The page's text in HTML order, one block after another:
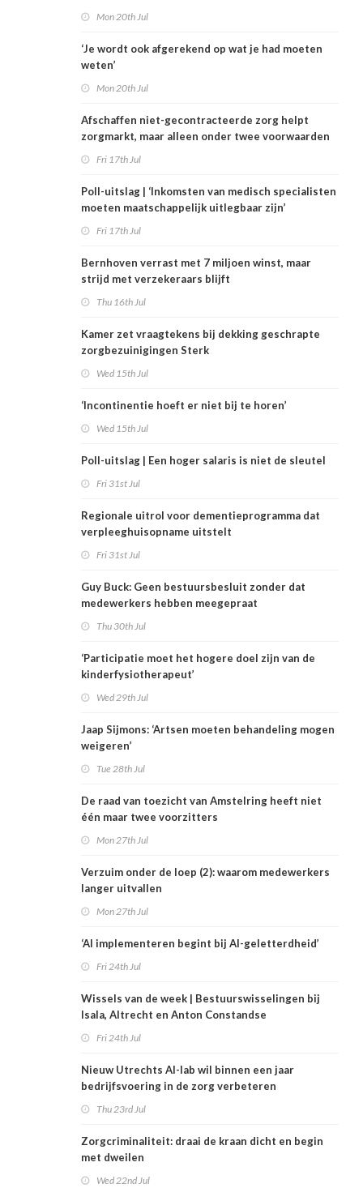
Mon 20th Jul
‘Je wordt ook afgerekend op wat je had moeten
weten’
Mon 20th Jul
Afschaffen niet-gecontracteerde zorg helpt
zorgmarkt, maar alleen onder twee voorwaarden
Fri 17th Jul
Poll-uitslag | ‘Inkomsten van medisch specialisten
moeten maatschappelijk uitlegbaar zijn’
Fri 17th Jul
Bernhoven verrast met 7 miljoen winst, maar
strijd met verzekeraars blijft
Thu 16th Jul
Kamer zet vraagtekens bij dekking geschrapte
zorgbezuinigingen Sterk
Wed 15th Jul
‘Incontinentie hoeft er niet bij te horen’
Wed 15th Jul
Poll-uitslag | Een hoger salaris is niet de sleutel
Fri 31st Jul
Regionale uitrol voor dementieprogramma dat
verpleeghuisopname uitstelt
Fri 31st Jul
Guy Buck: Geen bestuursbesluit zonder dat
medewerkers hebben meegepraat
Thu 30th Jul
‘Participatie moet het hogere doel zijn van de
kinderfysiotherapeut’
Wed 29th Jul
Jaap Sijmons: ‘Artsen moeten behandeling mogen
weigeren’
Tue 28th Jul
De raad van toezicht van Amstelring heeft niet
één maar twee voorzitters
Mon 27th Jul
Verzuim onder de loep (2): waarom medewerkers
langer uitvallen
Mon 27th Jul
‘AI implementeren begint bij AI-geletterdheid’
Fri 24th Jul
Wissels van de week | Bestuurswisselingen bij
Isala, Altrecht en Anton Constandse
Fri 24th Jul
Nieuw Utrechts AI-lab wil binnen een jaar
bedrijfsvoering in de zorg verbeteren
Thu 23rd Jul
Zorgcriminaliteit: draai de kraan dicht en begin
met dweilen
Wed 22nd Jul